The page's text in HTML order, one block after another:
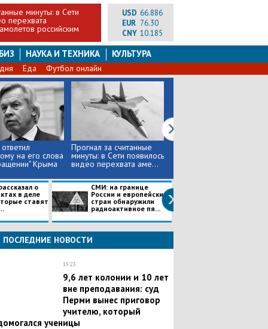
минуты: в Сети
перехвата
российским
USD 66.886
EUR 76.30
CNY 10.185
НАУКА И ТЕХНИКА КУЛЬТУРА
Еда Футбол онлайн
на его слова
Крыма
Прогнал за считанные
минуты: в Сети появилось
видео перехвата аме...
о
в деле
ставят
СМИ: на границе
России и европейских
стран обнаружили
радиоактивное пя...
ПОСЛЕДНИЕ НОВОСТИ
15:23
​9,6 лет колонии и 10 лет
вне преподавания: суд
Перми вынес приговор
учителю, который
ученицы